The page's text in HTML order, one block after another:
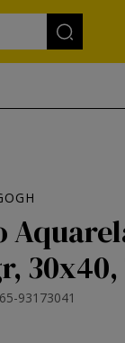
93173041